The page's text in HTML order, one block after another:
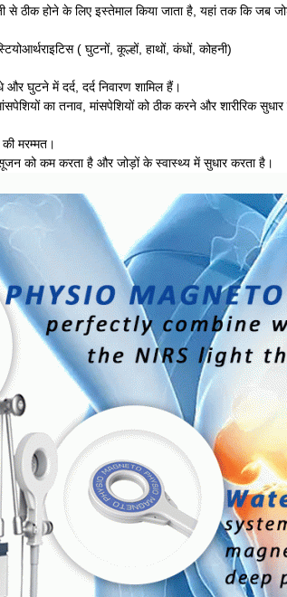
से ठीक होने के लिए इस्तेमाल किया जाता है, यहां तक कि जब
( घुटनों, कूल्हों, हाथों, कंधों, कोहनी)
और घुटने में दर्द, दर्द निवारण शामिल हैं।
का तनाव, मांसपेशियों को ठीक करने और शारीरिक
मरम्मत।
को कम करता है और जोड़ों के स्वास्थ्य में सुधार करता है।